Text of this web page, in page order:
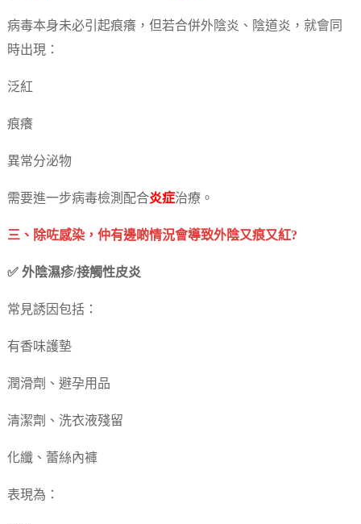
病毒本身未必引起痕癢，但若合併外陰炎、陰道炎，就會同
時出現：
泛紅
痕癢
異常分泌物
需要進一步病毒檢測配合炎症治療。
三、除咗感染，仲有邊啲情況會導致外陰又痕又紅?
✅ 外陰濕疹/接觸性皮炎
常見誘因包括：
有香味護墊
潤滑劑、避孕用品
清潔劑、洗衣液殘留
化纖、蕾絲內褲
表現為：